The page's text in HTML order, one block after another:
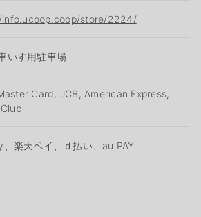
store/2224/
いす用駐車場
Card, JCB, American Express,
、楽天ペイ、ｄ払い、au PAY